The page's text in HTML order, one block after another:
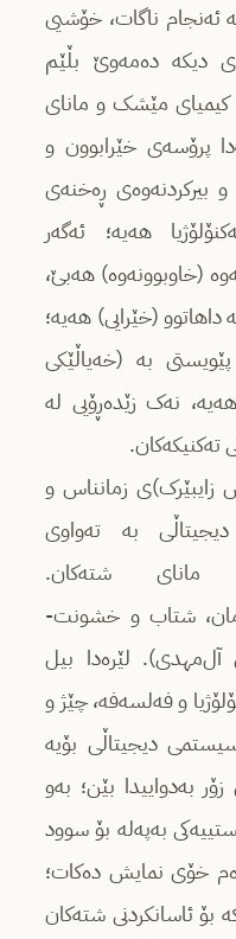
ئەنجام ناگات، خۆشیی
دیكە دەمەوێ بڵێم
مێشک و مانای
پرۆسەی خێرابوون و
بیرکردنەوەی ڕەخنەی
هەیە؛ ئەگەر
(خاوبوونەوە) هەبێ،
(خێرایی) هەیە؛
بە (خەیاڵێكی
نەک زێدەڕۆیی لە
تەکنیکەکان.
زایبێرک)ی زمانناس و
بە تەواوی
مانای شتەکان.
شتاب و خشونت-
آل‌مهدی). لێرەدا بیل
و فەلسەفە، چێژ و
دیجیتاڵی بۆیە
بەدواییدا بێن؛ بەو
بەپەلە بۆ سوود
خۆی نمایش دەكات؛
بۆ ئاسانکردنی شتەکان